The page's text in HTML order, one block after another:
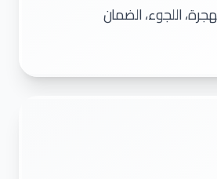
اللجوء، الضمان